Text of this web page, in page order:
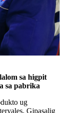
sa higpit
sa pabrika
ug
Gipasalig